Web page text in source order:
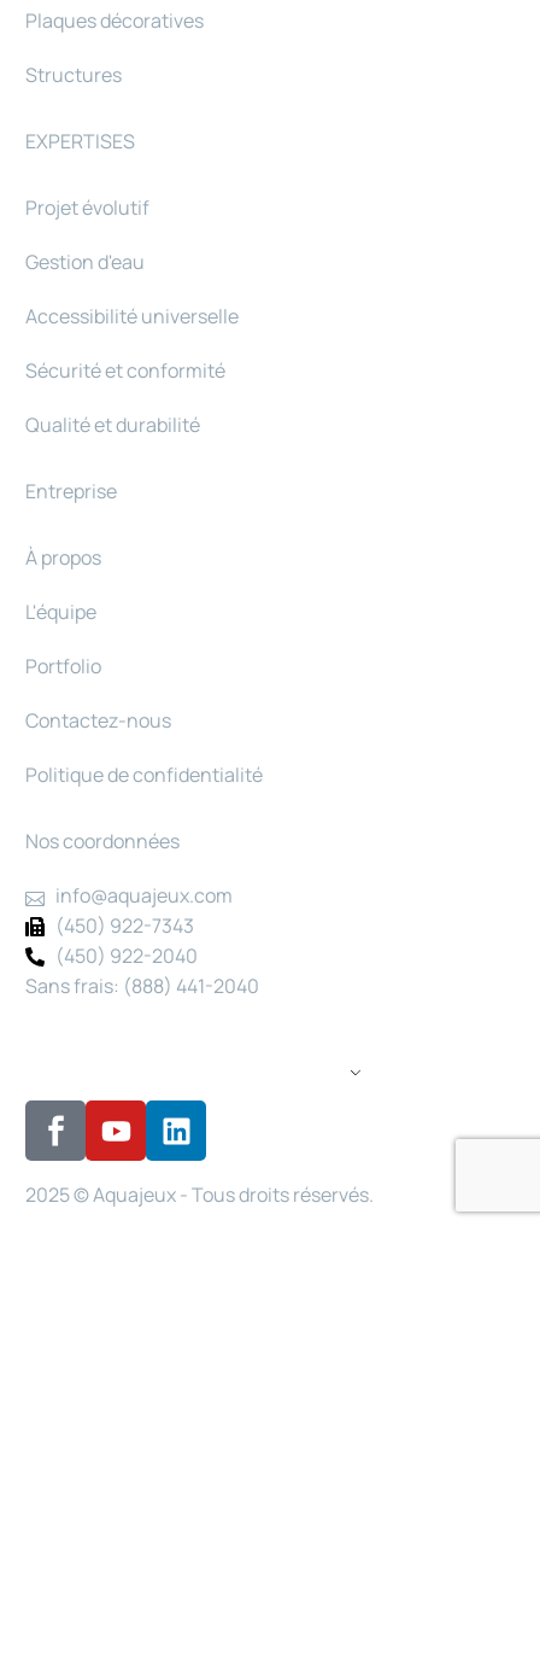
Plaques décoratives
Structures
EXPERTISES
Projet évolutif
Gestion d'eau
Accessibilité universelle
Sécurité et conformité
Qualité et durabilité
Entreprise
À propos
L'équipe
Portfolio
Contactez-nous
Politique de confidentialité
Nos coordonnées
info@aquajeux.com
(450) 922-7343
(450) 922-2040
Sans frais: (888) 441-2040
2025 © Aquajeux - Tous droits réservés.